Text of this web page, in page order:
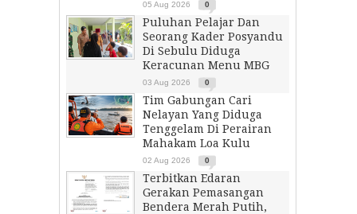
05 Aug 2026 0
Puluhan Pelajar Dan
Seorang Kader Posyandu
Di Sebulu Diduga
Keracunan Menu MBG
03 Aug 2026 0
Tim Gabungan Cari
Nelayan Yang Diduga
Tenggelam Di Perairan
Mahakam Loa Kulu
02 Aug 2026 0
Terbitkan Edaran
Gerakan Pemasangan
Bendera Merah Putih,